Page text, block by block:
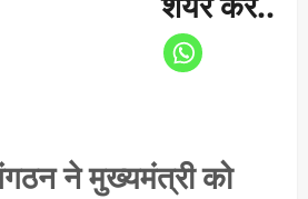
ने मुख्यमंत्री को